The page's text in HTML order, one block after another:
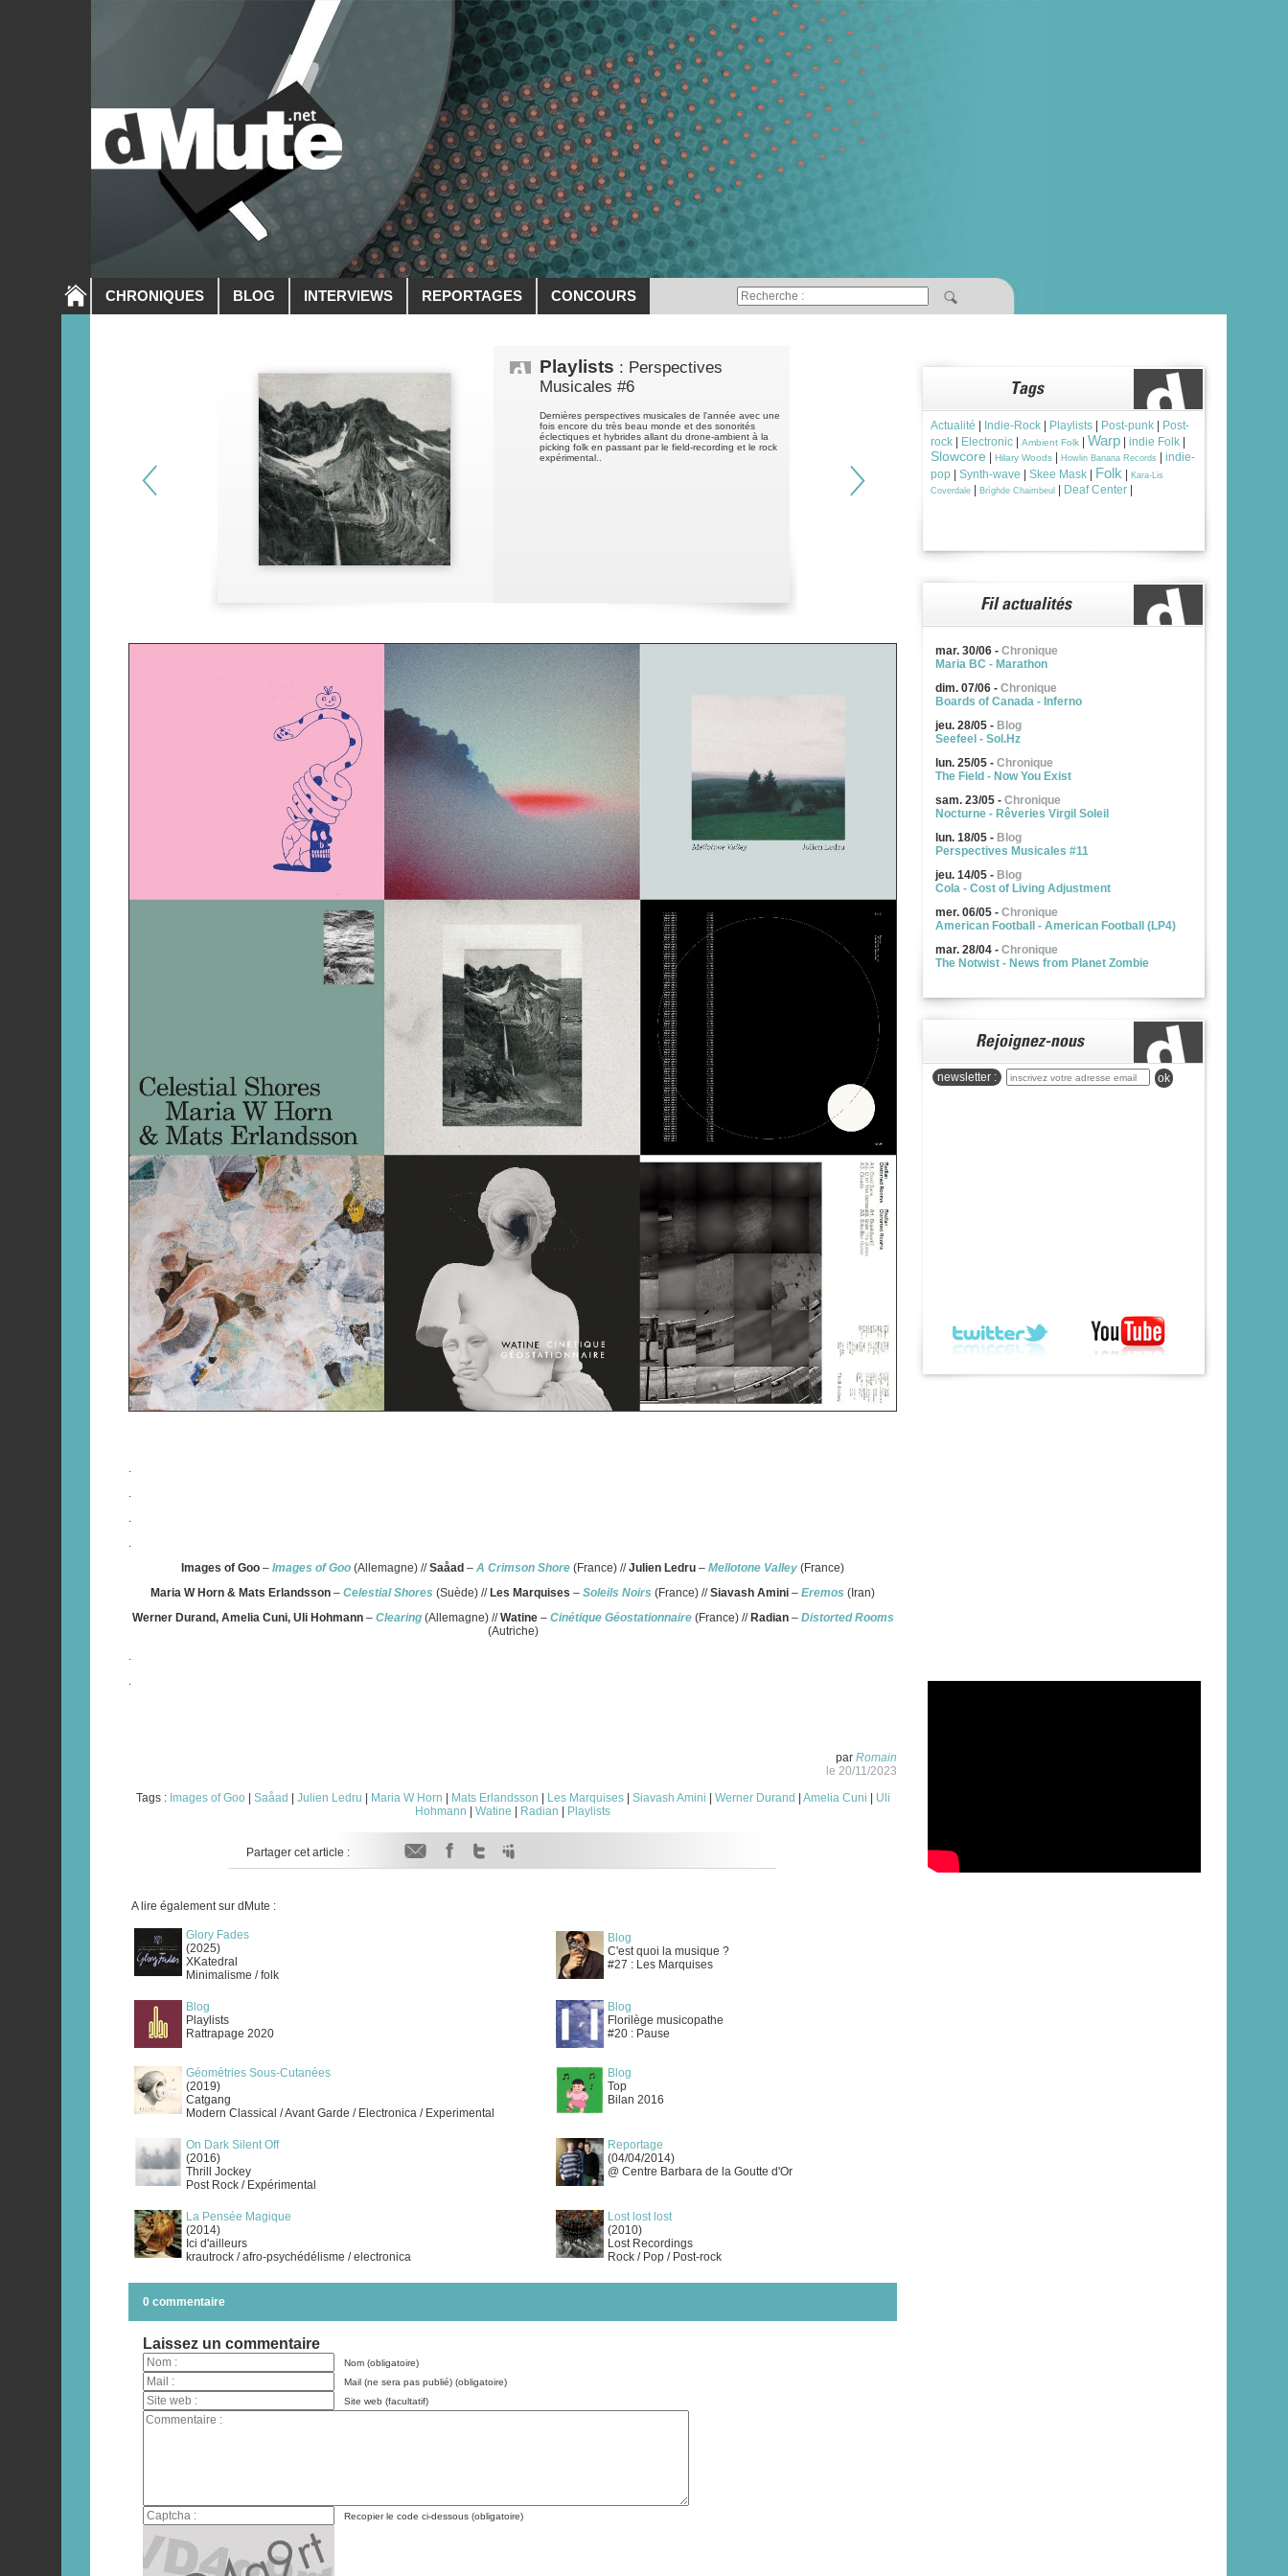
CHRONIQUES BLOG INTERVIEWS REPORTAGES CONCOURS
Playlists : Perspectives
Musicales #6
Dernières perspectives musicales de l'année avec une
fois encore du très beau monde et des sonorités
éclectiques et hybrides allant du drone-ambient à la
picking folk en passant par le field-recording et le rock
expérimental..
.
.
.
.
Images of Goo – Images of Goo (Allemagne) //Saåad – A Crimson Shore (France) //Julien Ledru – Mellotone Valley (France)
Maria W Horn & Mats Erlandsson – Celestial Shores (Suède) // Les Marquises – Soleils Noirs (France) //Siavash Amini – Eremos (Iran)
Werner Durand, Amelia Cuni, Uli Hohmann– Clearing(Allemagne) //Watine– Cinétique Géostationnaire(France) // Radian– Distorted Rooms
(Autriche)
.
.
par Romain
le 20/11/2023
Tags : Images of Goo Saåad Julien Ledru Maria W Horn Mats Erlandsson Les Marquises| Siavash Amini Werner Durand Amelia Cuni
Uli
Hohmann
Watine Radian Playlists
Partager cet article :
A lire également sur dMute :
Glory Fades
(2025)
XKatedral
Minimalisme / folk
Blog
C'est quoi la musique ?
#27 : Les Marquises
Blog
Playlists
Rattrapage 2020
Blog
Florilège musicopathe
#20 : Pause
Géométries Sous-Cutanées
(2019)
Catgang
Modern Classical / Avant Garde / Electronica / Experimental
Blog
Top
Bilan 2016
On Dark Silent Off
(2016)
Thrill Jockey
Post Rock / Expérimental
Reportage
(04/04/2014)
@ Centre Barbara de la Goutte d'Or
La Pensée Magique
(2014)
Ici d'ailleurs
krautrock / afro-psychédélisme / electronica
Lost lost lost
(2010)
Lost Recordings
Rock / Pop / Post-rock
0 commentaire
Laissez un commentaire
Nom (obligatoire)
Mail (ne sera pas publié) (obligatoire)
Site web (facultatif)
Recopier le code ci-dessous (obligatoire)
Actualité Indie-Rock Playlists Post-punk
Post-
rock
Electronic Ambient Folk Warp indie Folk
Slowcore Hilary Woods Howlin Banana Records
indie-
pop
Synth-wave Skee Mask Folk
Kara-Lis
Coverdale
Brìghde Chaimbeul Deaf Center
mar. 30/06 - Chronique
Maria BC - Marathon
dim. 07/06 - Chronique
Boards of Canada - Inferno
jeu. 28/05 - Blog
Seefeel - Sol.Hz
lun. 25/05 - Chronique
The Field - Now You Exist
sam. 23/05 - Chronique
Nocturne - Rêveries Virgil Soleil
lun. 18/05 - Blog
Perspectives Musicales #11
jeu. 14/05 - Blog
Cola - Cost of Living Adjustment
mer. 06/05 - Chronique
American Football - American Football (LP4)
mar. 28/04 - Chronique
The Notwist - News from Planet Zombie
newsletter : ok